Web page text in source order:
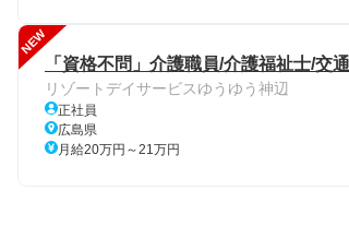
NEW
「資格不問」介護職員/介護福祉士/交
リゾートデイサービスゆうゆう神辺
正社員
広島県
月給20万円～21万円